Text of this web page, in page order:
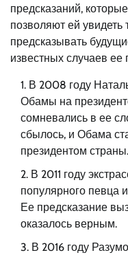
предсказаний,
позволяют ей
предсказывать
известных случаев ее
В 2008 году
Обамы на
сомневались в ее
сбылось, и Обама
президентом страны.
В 2011 году
популярного певца
Ее предсказание
оказалось верным.
В 2016 году